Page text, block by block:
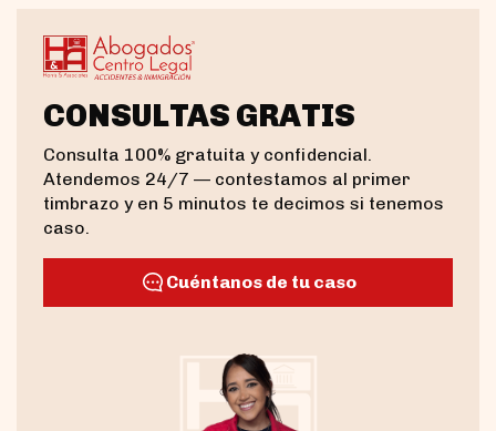
CONSULTAS GRATIS
Consulta 100% gratuita y confidencial.
Atendemos 24/7 — contestamos al primer
timbrazo y en 5 minutos te decimos si tenemos
caso.
Cuéntanos de tu caso